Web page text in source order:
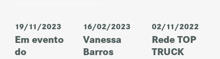
19/11/2023
Em evento
do
16/02/2023
Vanessa
Barros
02/11/2022
Rede TOP
TRUCK